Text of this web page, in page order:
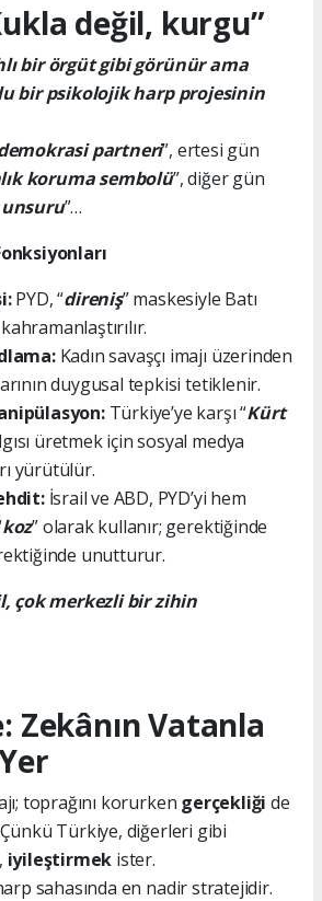
değil, kurgu”
bir örgüt gibi görünür ama
bir psikolojik harp projesinin
partneri”, ertesi gün
koruma sembolü”, diğer gün
”…
PYD, “direniş” maskesiyle Batı
Kadın savaşçı imajı üzerinden
duygusal tepkisi tetiklenir.
Türkiye’ye karşı “Kürt
üretmek için sosyal medya
yürütülür.
İsrail ve ABD, PYD’yi hem
koz” olarak kullanır; gerektiğinde
unutturur.
çok merkezli bir zihin
Zekânın Vatanla
toprağını korurken gerçekliği de
Türkiye, diğerleri gibi
iyileştirmek ister.
sahasında en nadir stratejidir.